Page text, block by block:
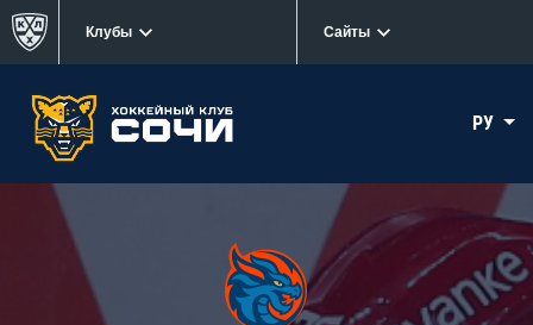
Клубы Сайты
РУ